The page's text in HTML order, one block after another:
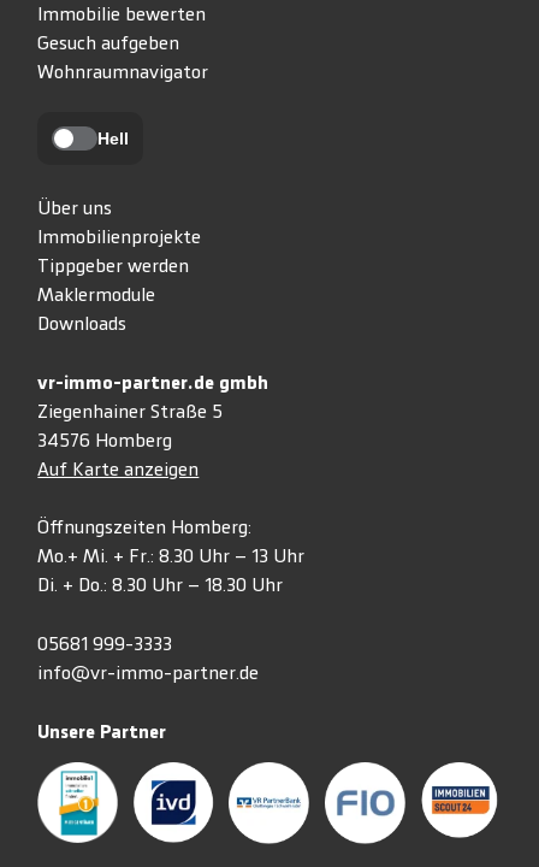
Immobilie bewerten
Gesuch aufgeben
Wohnraumnavigator
Hell
Über uns
Immobilienprojekte
Tippgeber werden
Maklermodule
Downloads
vr-immo-partner.de gmbh
Ziegenhainer Straße 5
34576 Homberg
Auf Karte anzeigen
Öffnungszeiten Homberg:
Mo.+ Mi. + Fr.: 8.30 Uhr – 13 Uhr
Di. + Do.: 8.30 Uhr – 18.30 Uhr
05681 999-3333
info@vr-immo-partner.de
Unsere Partner